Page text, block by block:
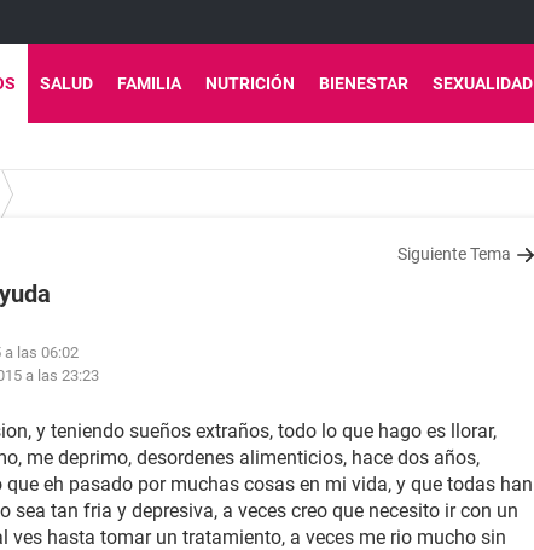
SALUD FAMILIA NUTRICIÓN BIENESTAR SEXUALIDAD
Siguiente Tema
a las 06:02
a las 23:23
y teniendo sueños extraños, todo lo que hago es llorar,
me deprimo, desordenes alimenticios, hace dos años,
eh pasado por muchas cosas en mi vida, y que todas han
sea tan fria y depresiva, a veces creo que necesito ir con un
ves hasta tomar un tratamiento, a veces me rio mucho sin